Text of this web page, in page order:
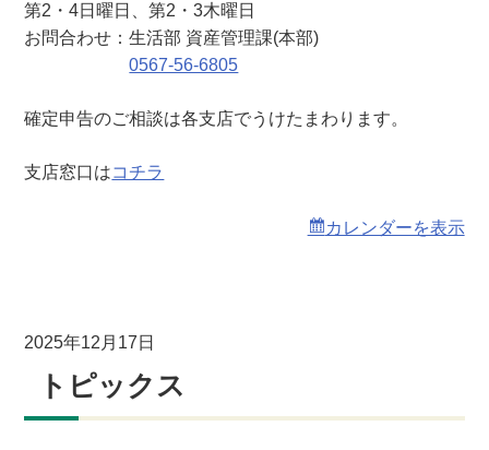
）
第2・4日曜日、第2・3木曜日
お問合わせ：生活部 資産管理課(本部)
0567-56-6805
確定申告のご相談は各支店でうけたまわります。
支店窓口はコチラ
カレンダーを表示
2025年12月17日
トピックス